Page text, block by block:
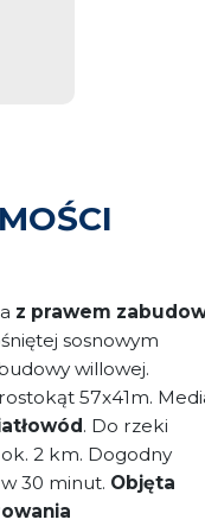
z prawem
sosnowym
willowej.
57x41m.
. Do rzeki
2 km. Dogodny
30 minut. Objęta